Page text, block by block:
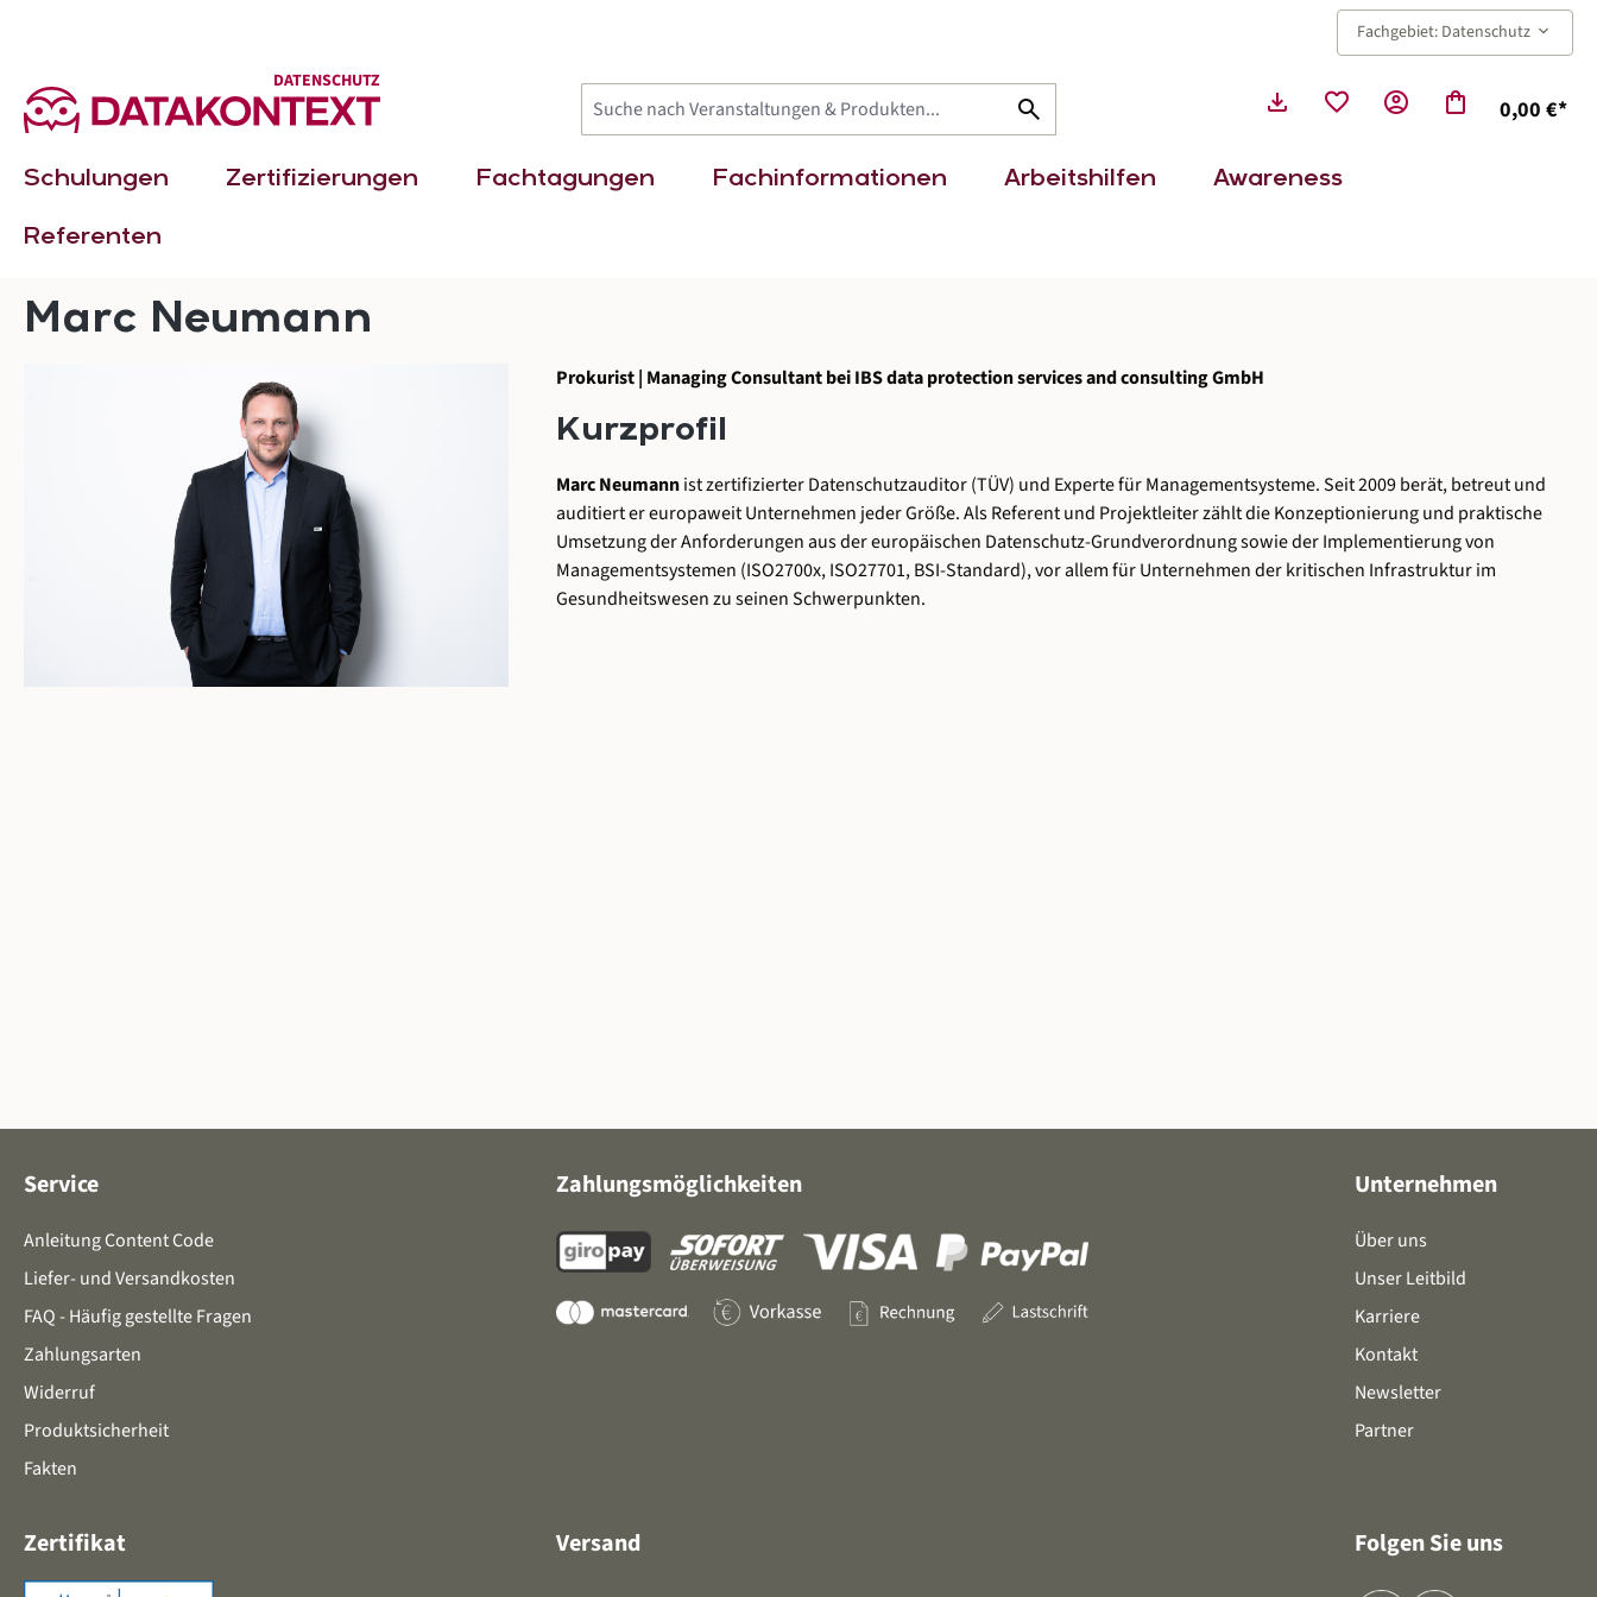
Fachgebiet: Datenschutz keyboard_arrow_down
DATENSCHUTZ
search download favorite account_circle shopping_bag 0,00 €*
Schulungen Zertifizierungen Fachtagungen Fachinformationen Arbeitshilfen Awareness
Referenten
Marc Neumann
Prokurist | Managing Consultant bei IBS data protection services and consulting GmbH
Kurzprofil
Marc Neumannist zertifizierter Datenschutzauditor (TÜV) und Experte für Managementsysteme. Seit 2009 berät, betreut und
auditiert er europaweit Unternehmen jeder Größe. Als Referent und Projektleiter zählt die Konzeptionierung und praktische
Umsetzung der Anforderungen aus der europäischen Datenschutz-Grundverordnung sowie der Implementierung von
Managementsystemen (ISO2700x, ISO27701, BSI-Standard), vor allem für Unternehmen der kritischen Infrastruktur im
Gesundheitswesen zu seinen Schwerpunkten.
Service
Anleitung Content Code
Liefer- und Versandkosten
FAQ - Häufig gestellte Fragen
Zahlungsarten
Widerruf
Produktsicherheit
Fakten
Zahlungsmöglichkeiten Unternehmen
Über uns
Unser Leitbild
Karriere
Kontakt
Newsletter
Partner
Zertifikat Versand Folgen Sie uns